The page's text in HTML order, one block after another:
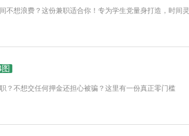
不想浪费？这份兼职适合你！专为学生党量身打造，时间灵
图
？不想交任何押金还担心被骗？这里有一份真正零门槛